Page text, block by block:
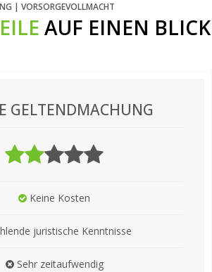
| VORSORGEVOLLMACHT
AUF EINEN BLICK
GELTENDMACHUNG
Keine Kosten
juristische Kenntnisse
Sehr zeitaufwendig